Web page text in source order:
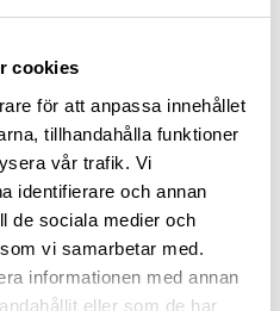
cookies
för att anpassa innehållet
tillhandahålla funktioner
vår trafik. Vi
identifierare och annan
de sociala medier och
vi samarbetar med.
informationen med annan
eller som de har
159kr
även